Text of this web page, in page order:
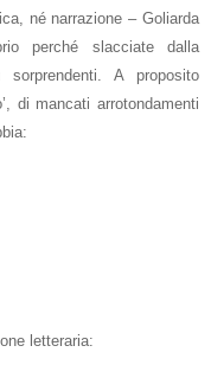
né narrazione – Goliarda
perché slacciate dalla
A proposito
di mancati arrotondamenti
letteraria: